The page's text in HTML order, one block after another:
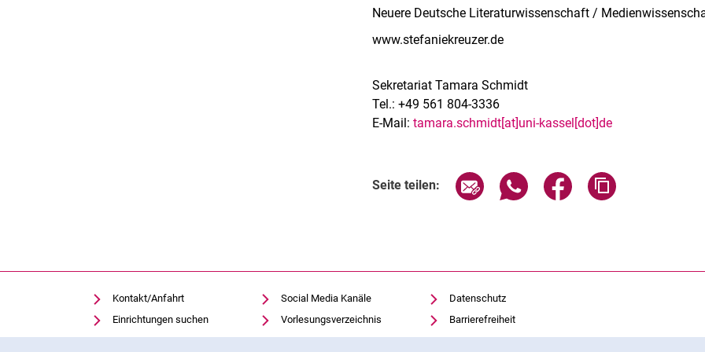
Neuere Deutsche Literaturwissenschaft /
www.stefaniekreuzer.de
Sekretariat Tamara Schmidt
Tel.: +49 561 804-3336
E-Mail:tamara.schmidt[at]uni-kassel[dot]de
Seite teilen: Seite über E-Mail teilen
Seite über WhatsApp teilen
Seite über Facebook
Kontakt/Anfahrt
Einrichtungen suchen
Stellenangebote
Social Media Kanäle
Vorlesungsverzeichnis
Moodle
Datenschutz
Barrierefreiheit
Transparenter KI-Einsatz